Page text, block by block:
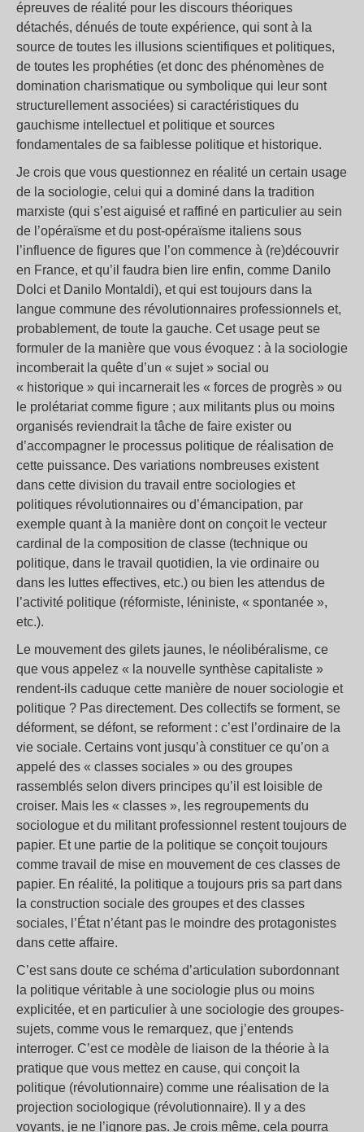
épreuves de réalité pour les discours théoriques
détachés, dénués de toute expérience, qui sont à la
source de toutes les illusions scientifiques et politiques,
de toutes les prophéties (et donc des phénomènes de
domination charismatique ou symbolique qui leur sont
structurellement associées) si caractéristiques du
gauchisme intellectuel et politique et sources
fondamentales de sa faiblesse politique et historique.
Je crois que vous questionnez en réalité un certain usage
de la sociologie, celui qui a dominé dans la tradition
marxiste (qui s’est aiguisé et raffiné en particulier au sein
de l’opéraïsme et du post-opéraïsme italiens sous
l’influence de figures que l’on commence à (re)découvrir
en France, et qu’il faudra bien lire enfin, comme Danilo
Dolci et Danilo Montaldi), et qui est toujours dans la
langue commune des révolutionnaires professionnels et,
probablement, de toute la gauche. Cet usage peut se
formuler de la manière que vous évoquez : à la sociologie
incomberait la quête d’un « sujet » social ou
« historique » qui incarnerait les « forces de progrès » ou
le prolétariat comme figure ; aux militants plus ou moins
organisés reviendrait la tâche de faire exister ou
d’accompagner le processus politique de réalisation de
cette puissance. Des variations nombreuses existent
dans cette division du travail entre sociologies et
politiques révolutionnaires ou d’émancipation, par
exemple quant à la manière dont on conçoit le vecteur
cardinal de la composition de classe (technique ou
politique, dans le travail quotidien, la vie ordinaire ou
dans les luttes effectives, etc.) ou bien les attendus de
l’activité politique (réformiste, léniniste, « spontanée »,
etc.).
Le mouvement des gilets jaunes, le néolibéralisme, ce
que vous appelez « la nouvelle synthèse capitaliste »
rendent-ils caduque cette manière de nouer sociologie et
politique ? Pas directement. Des collectifs se forment, se
déforment, se défont, se reforment : c’est l’ordinaire de la
vie sociale. Certains vont jusqu’à constituer ce qu’on a
appelé des « classes sociales » ou des groupes
rassemblés selon divers principes qu’il est loisible de
croiser. Mais les « classes », les regroupements du
sociologue et du militant professionnel restent toujours de
papier. Et une partie de la politique se conçoit toujours
comme travail de mise en mouvement de ces classes de
papier. En réalité, la politique a toujours pris sa part dans
la construction sociale des groupes et des classes
sociales, l’État n’étant pas le moindre des protagonistes
dans cette affaire.
C’est sans doute ce schéma d’articulation subordonnant
la politique véritable à une sociologie plus ou moins
explicitée, et en particulier à une sociologie des groupes-
sujets, comme vous le remarquez, que j’entends
interroger. C’est ce modèle de liaison de la théorie à la
pratique que vous mettez en cause, qui conçoit la
politique (révolutionnaire) comme une réalisation de la
projection sociologique (révolutionnaire). Il y a des
voyants, je ne l’ignore pas. Je crois même, cela pourra